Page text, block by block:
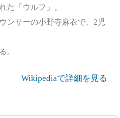
た「ウルフ」。
ンサーの小野寺麻衣で、2児
。
Wikipediaで詳細を見る